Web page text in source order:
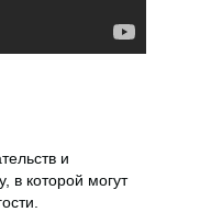
и
в которой могут